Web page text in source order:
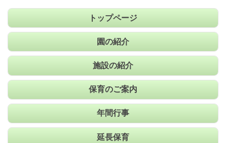
トップページ
園の紹介
施設の紹介
保育のご案内
年間行事
延長保育